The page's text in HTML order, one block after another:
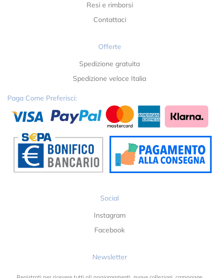
Resi e rimborsi
Contattaci
Offerte
Spedizione gratuita
Spedizione veloce Italia
Paga Come Preferisci:
Social
Instagram
Facebook
Newsletter